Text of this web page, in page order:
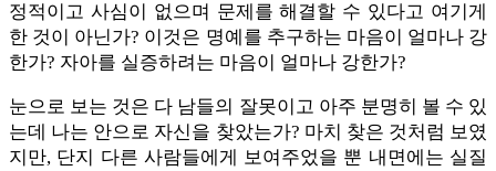
정적이고 사심이 없으며 문제를 해결할 수 있다고 여기게
한 것이 아닌가? 이것은 명예를 추구하는 마음이 얼마나 강
한가? 자아를 실증하려는 마음이 얼마나 강한가?
눈으로 보는 것은 다 남들의 잘못이고 아주 분명히 볼 수 있
는데 나는 안으로 자신을 찾았는가? 마치 찾은 것처럼 보였
지만, 단지 다른 사람들에게 보여주었을 뿐 내면에는 실질